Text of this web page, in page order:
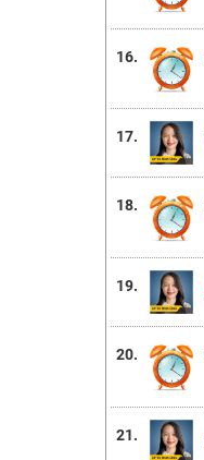
16.
17.
18.
19.
20.
21.